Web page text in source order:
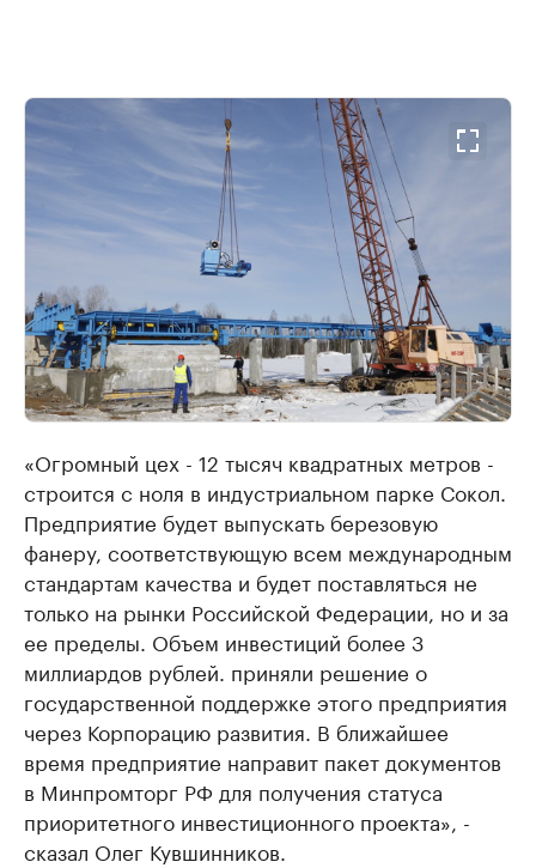
«Огромный цех - 12 тысяч квадратных метров -
строится с ноля в индустриальном парке Сокол.
Предприятие будет выпускать березовую
фанеру, соответствующую всем международным
стандартам качества и будет поставляться не
только на рынки Российской Федерации, но и за
ее пределы. Объем инвестиций более 3
миллиардов рублей. приняли решение о
государственной поддержке этого предприятия
через Корпорацию развития. В ближайшее
время предприятие направит пакет документов
в Минпромторг РФ для получения статуса
приоритетного инвестиционного проекта», -
сказал Олег Кувшинников.